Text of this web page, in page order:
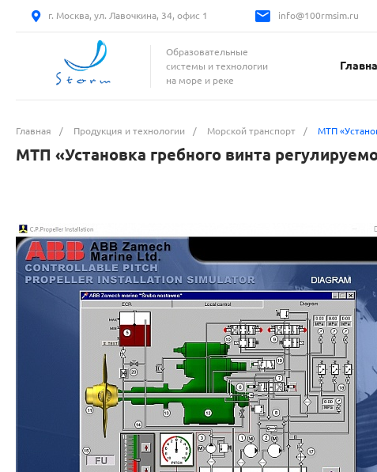
г. Москва, ул. Лавочкина, 34, офис 1 info@100rmsim.ru
Образовательные
системы и технологии
на море и реке
Главная / Продукция и технологии / Морской транспорт / МТП
МТП «Установка гребного винта